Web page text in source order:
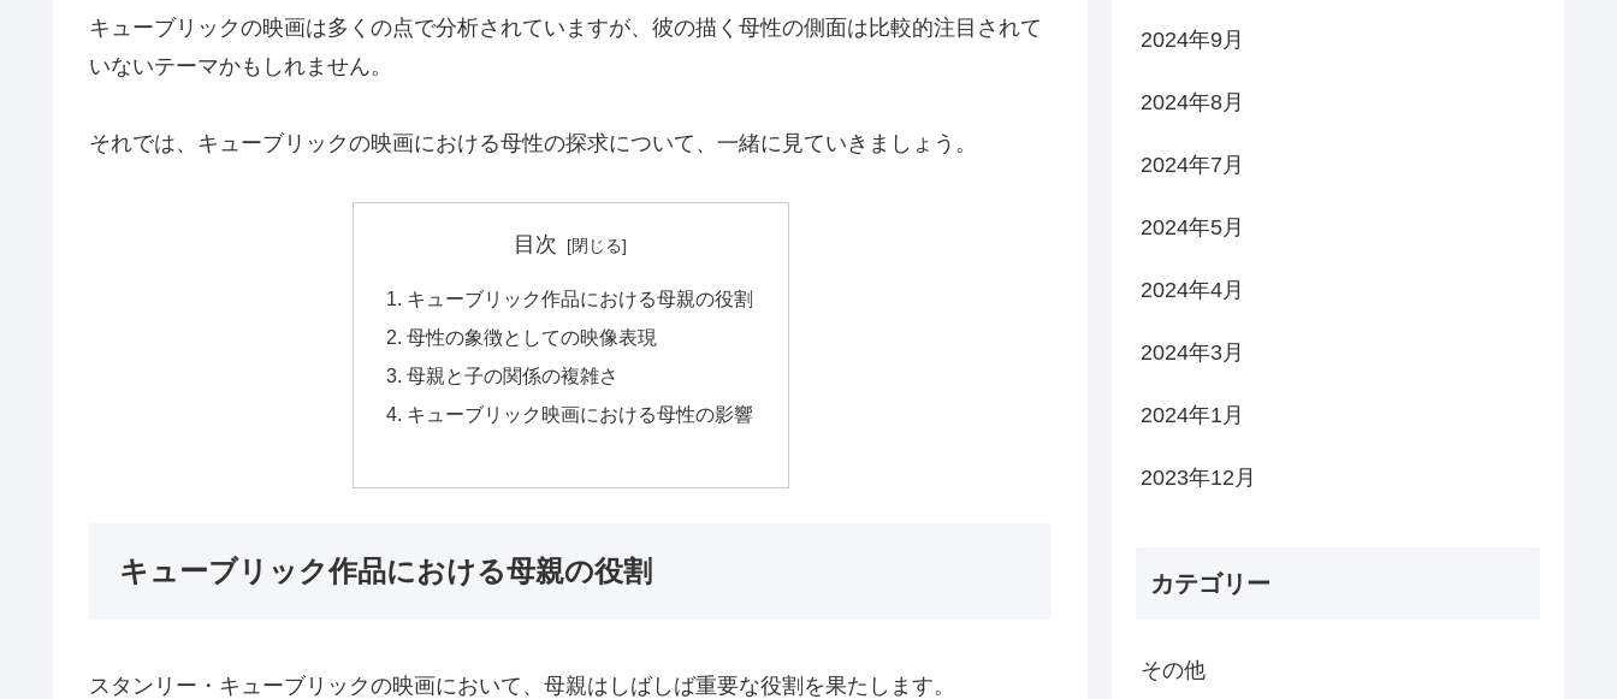
キューブリックの映画は多くの点で分析されていますが、彼の描く母性の側面は比較的注目されて
いないテーマかもしれません。
それでは、キューブリックの映画における母性の探求について、一緒に見ていきましょう。
目次
キューブリック作品における母親の役割
母性の象徴としての映像表現
母親と子の関係の複雑さ
キューブリック映画における母性の影響
キューブリック作品における母親の役割
スタンリー・キューブリックの映画において、母親はしばしば重要な役割を果たします。
2024年9月
2024年8月
2024年7月
2024年5月
2024年4月
2024年3月
2024年1月
2023年12月
カテゴリー
その他